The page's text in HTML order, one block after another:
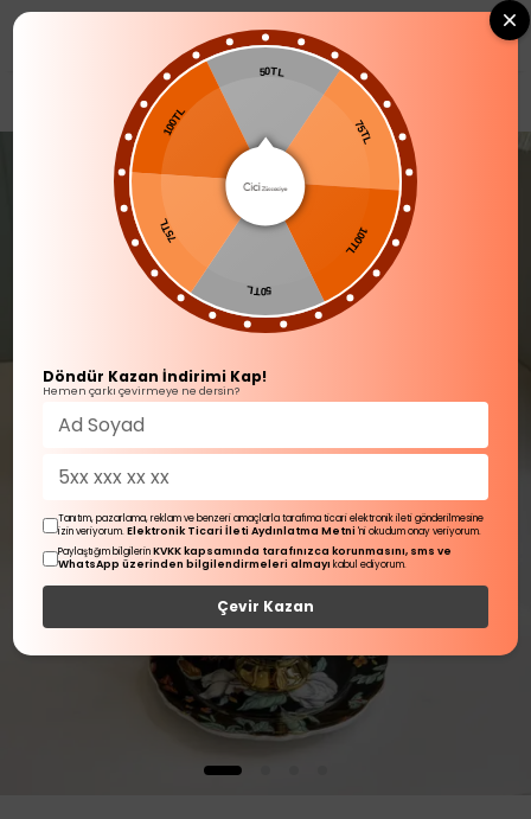
0
50TL
75TL
100TL
50TL
75TL
100TL
Döndür Kazan İndirimi Kap!
Hemen çarkı çevirmeye ne dersin?
Tanıtım, pazarlama, reklam ve benzeri amaçlarla tarafıma ticari elektronik ileti gönderilmesine
izin veriyorum.Elektronik Ticari İleti Aydınlatma Metni 'ni okudum onay veriyorum.
Paylaştığım bilgilerinKVKK kapsamında tarafınızca korunmasını, sms ve
WhatsApp üzerinden bilgilendirmeleri almayı kabul ediyorum.
Çevir Kazan